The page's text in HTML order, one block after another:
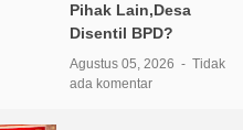
Pihak Lain,Desa
Disentil BPD?
Agustus 05, 2026
Tidak
ada komentar